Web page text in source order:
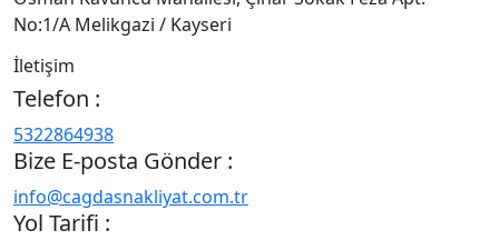
No:1/A Melikgazi / Kayseri
İletişim
Telefon :
5322864938
Bize E-posta Gönder :
info@cagdasnakliyat.com.tr
Yol Tarifi :